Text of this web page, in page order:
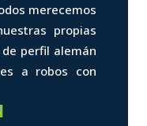
merecemos
propias
perfil alemán
a robos con